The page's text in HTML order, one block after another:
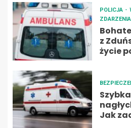
POLICJA
z
życie
Jak